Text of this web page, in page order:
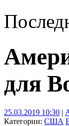
для
25.03.2019 10:30 |
Категории: США